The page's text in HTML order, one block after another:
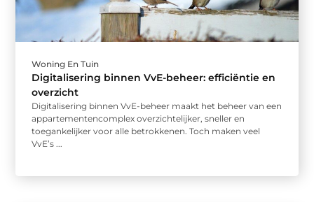
Woning En Tuin
Digitalisering binnen VvE-beheer: efficiëntie en
overzicht
Digitalisering binnen VvE-beheer maakt het beheer van een
appartementencomplex overzichtelijker, sneller en
toegankelijker voor alle betrokkenen. Toch maken veel
VvE’s ...